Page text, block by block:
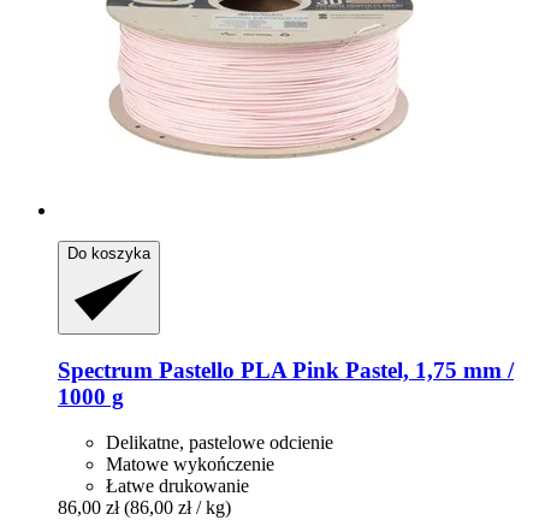
Do koszyka
Spectrum Pastello PLA Pink Pastel, 1,75 mm /
1000 g
Delikatne, pastelowe odcienie
Matowe wykończenie
Łatwe drukowanie
86,00 zł (86,00 zł / kg)